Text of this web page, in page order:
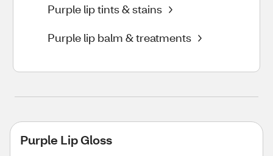
Purple lip tints & stains
Purple lip balm & treatments
Purple Lip Gloss